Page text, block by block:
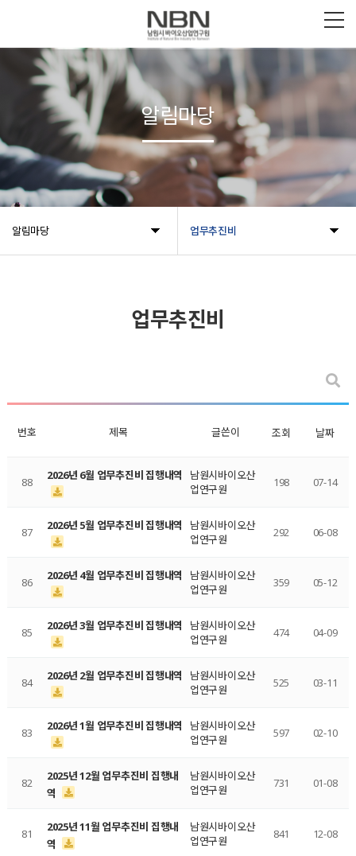
알림마당 업무추진비
알림마당
업무추진비
번호 제목 글쓴이 조회 날짜
88
2026년 6월 업무추진비 집행내역
남원시바이오산
업연구원
198 07-14
87
2026년 5월 업무추진비 집행내역
남원시바이오산
업연구원
292 06-08
86
2026년 4월 업무추진비 집행내역
남원시바이오산
업연구원
359 05-12
85
2026년 3월 업무추진비 집행내역
남원시바이오산
업연구원
474 04-09
84
2026년 2월 업무추진비 집행내역
남원시바이오산
업연구원
525 03-11
83
2026년 1월 업무추진비 집행내역
남원시바이오산
업연구원
597 02-10
82
2025년 12월 업무추진비 집행내
역
남원시바이오산
업연구원
731 01-08
81
2025년 11월 업무추진비 집행내
역
남원시바이오산
업연구원
841 12-08